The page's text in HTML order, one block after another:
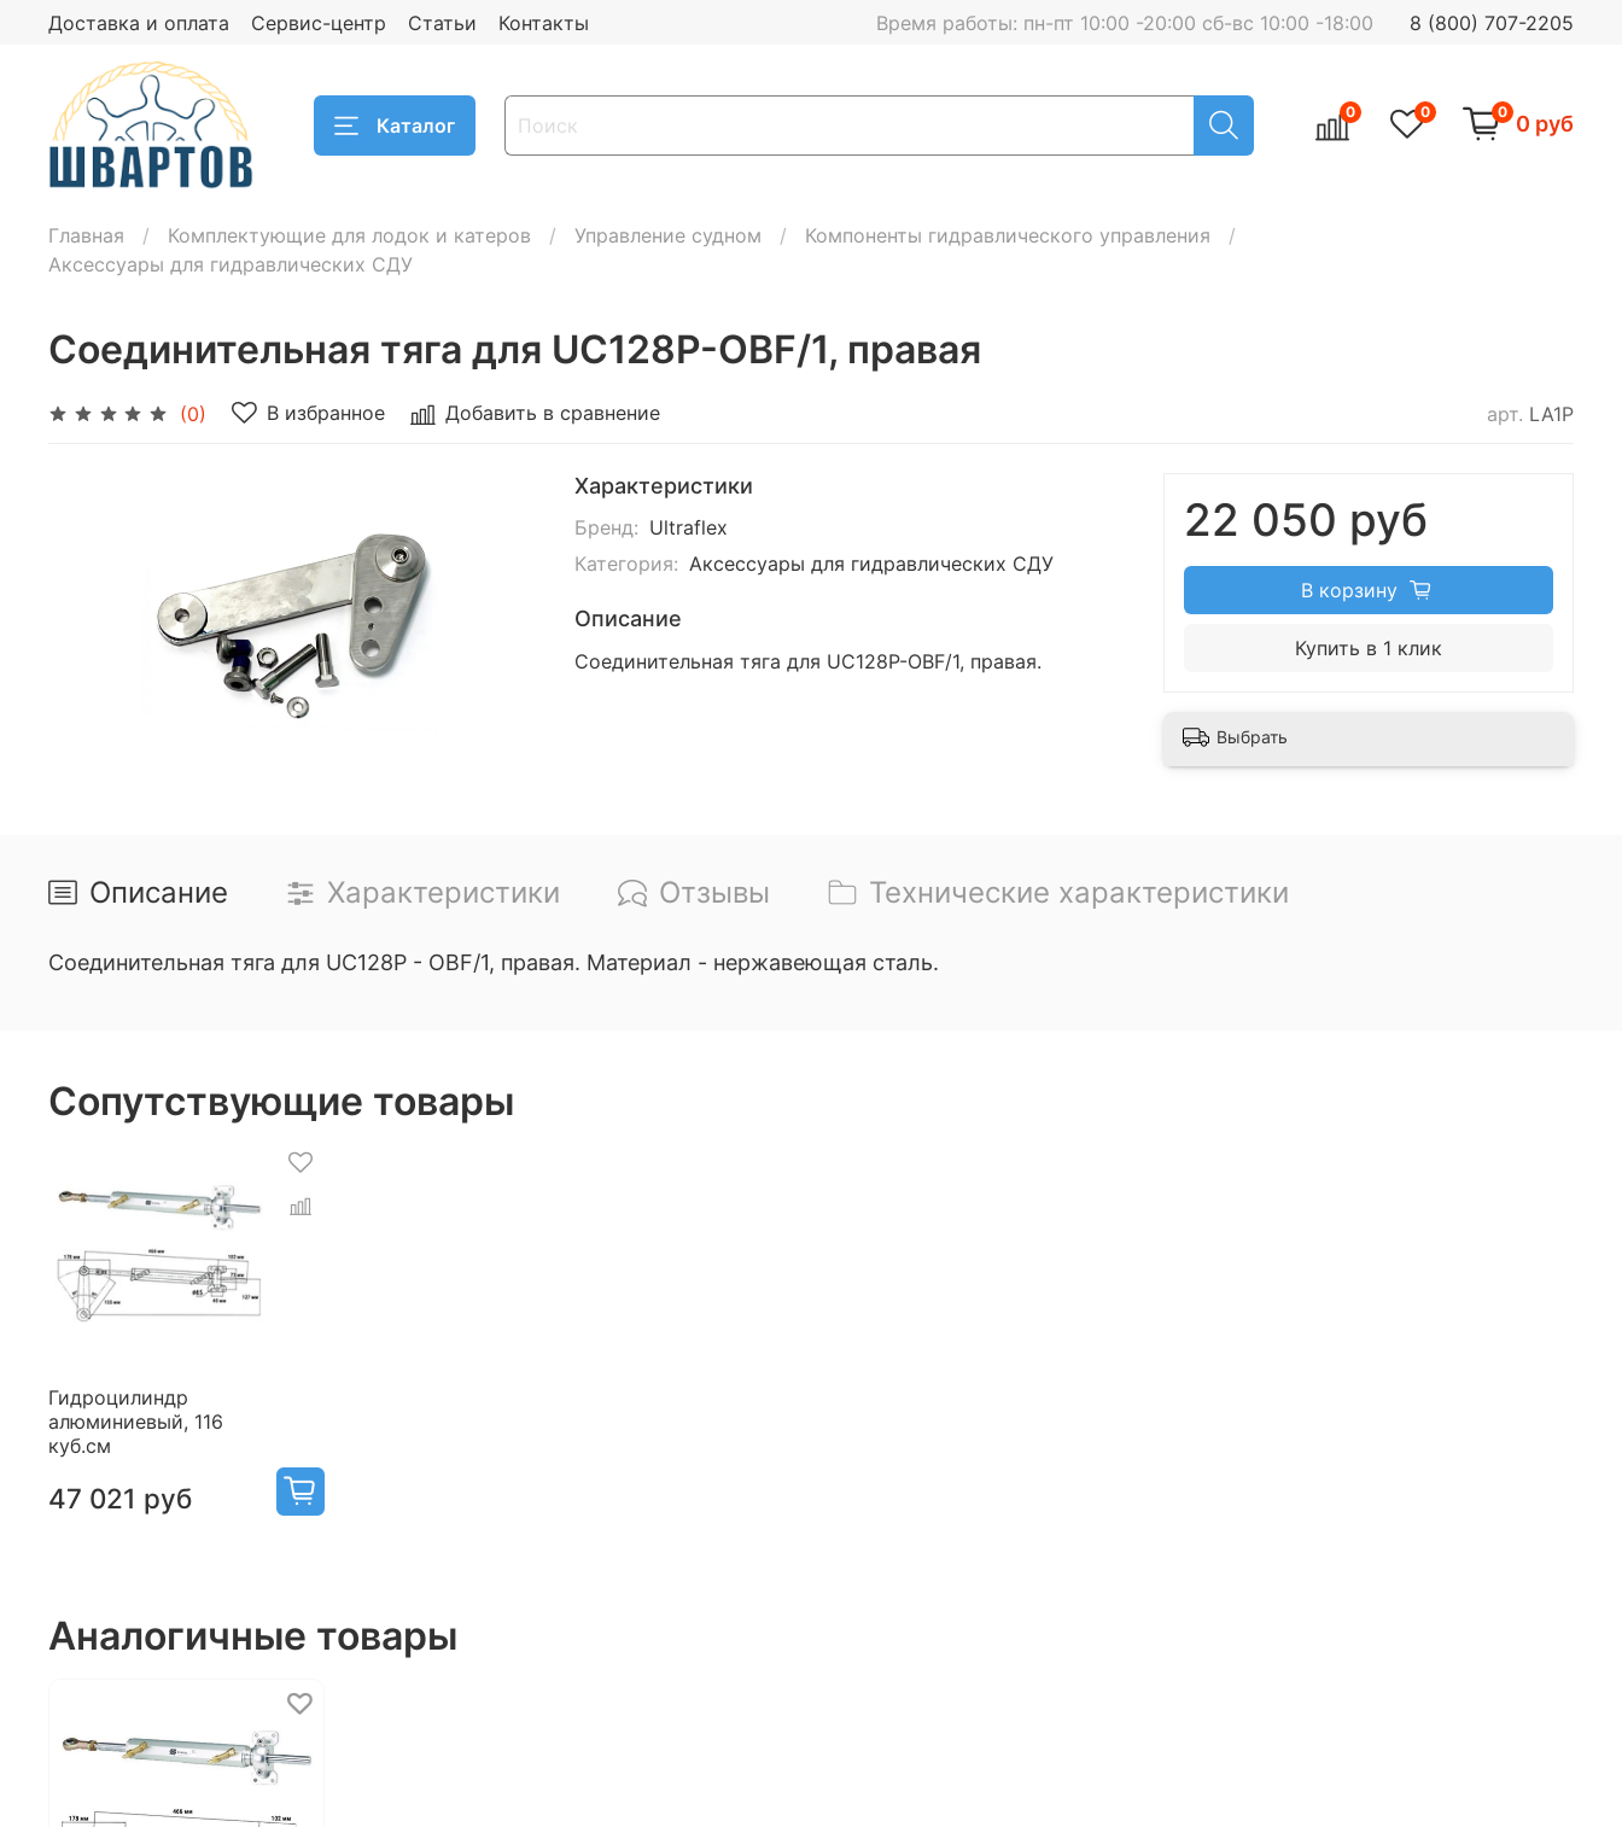
Доставка и оплата Сервис-центр Статьи Контакты Время работы: пн-пт 10:00 -20:00 сб-вс 10:00 -18:00 8 (800) 707-2205
Каталог
0 0 0 0 руб
Главная Комплектующие для лодок и катеров Управление судном
Компоненты гидравлического управления
Аксессуары для гидравлических СДУ
Соединительная тяга для UC128P-OBF/1, правая
(0) В избранное Добавить в сравнение арт. LA1P
Характеристики
Бренд: Ultraflex
Категория: Аксессуары для гидравлических СДУ
Описание
Соединительная тяга для UC128P-OBF/1, правая.
22 050 руб
В корзину
Купить в 1 клик
Выбрать
Описание Характеристики Отзывы Технические характеристики
Соединительная тяга для UC128P - OBF/1, правая. Материал - нержавеющая сталь.
Сопутствующие товары
Гидроцилиндр
алюминиевый, 116
куб.см
47 021 руб
Аналогичные товары